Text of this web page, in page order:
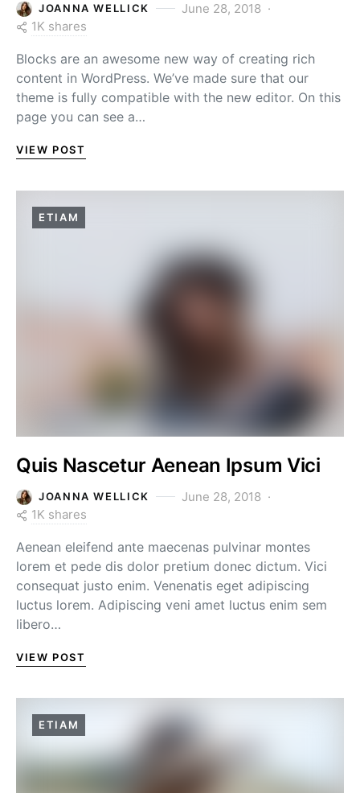
JOANNA WELLICK
June 28, 2018
1K shares
Blocks are an awesome new way of creating rich
content in WordPress. We’ve made sure that our
theme is fully compatible with the new editor. On this
page you can see a…
VIEW POST
ETIAM
Quis Nascetur Aenean Ipsum Vici
JOANNA WELLICK
June 28, 2018
1K shares
Aenean eleifend ante maecenas pulvinar montes
lorem et pede dis dolor pretium donec dictum. Vici
consequat justo enim. Venenatis eget adipiscing
luctus lorem. Adipiscing veni amet luctus enim sem
libero…
VIEW POST
ETIAM